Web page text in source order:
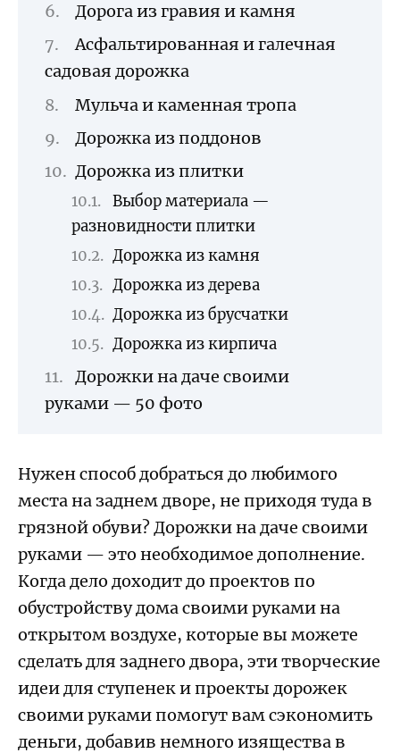
Дорога из гравия и камня
Асфальтированная и галечная
садовая дорожка
Мульча и каменная тропа
Дорожка из поддонов
Дорожка из плитки
Выбор материала —
разновидности плитки
Дорожка из камня
Дорожка из дерева
Дорожка из брусчатки
Дорожка из кирпича
Дорожки на даче своими
руками — 50 фото
Нужен способ добраться до любимого
места на заднем дворе, не приходя туда в
грязной обуви? Дорожки на даче своими
руками — это необходимое дополнение.
Когда дело доходит до проектов по
обустройству дома своими руками на
открытом воздухе, которые вы можете
сделать для заднего двора, эти творческие
идеи для ступенек и проекты дорожек
своими руками помогут вам сэкономить
деньги, добавив немного изящества в